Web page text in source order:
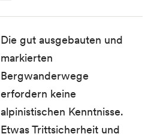
Die gut ausgebauten und
markierten
Bergwanderwege
erfordern keine
alpinistischen Kenntnisse.
Etwas Trittsicherheit und